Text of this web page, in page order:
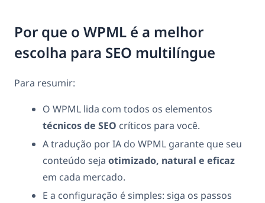
Por que o WPML é a melhor
escolha para SEO multilíngue
Para resumir:
O WPML lida com todos os elementos
técnicos de SEO críticos para você.
A tradução por IA do WPML garante que seu
conteúdo seja otimizado, natural e eficaz
em cada mercado.
E a configuração é simples: siga os passos